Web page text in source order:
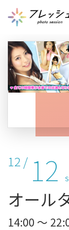
12 / 12
オール
14:00 ～